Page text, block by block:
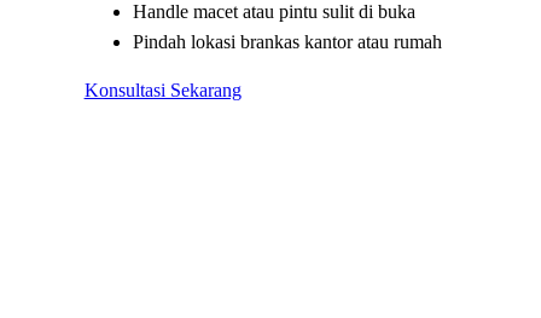
Handle macet atau pintu sulit di buka
Pindah lokasi brankas kantor atau rumah
Konsultasi Sekarang